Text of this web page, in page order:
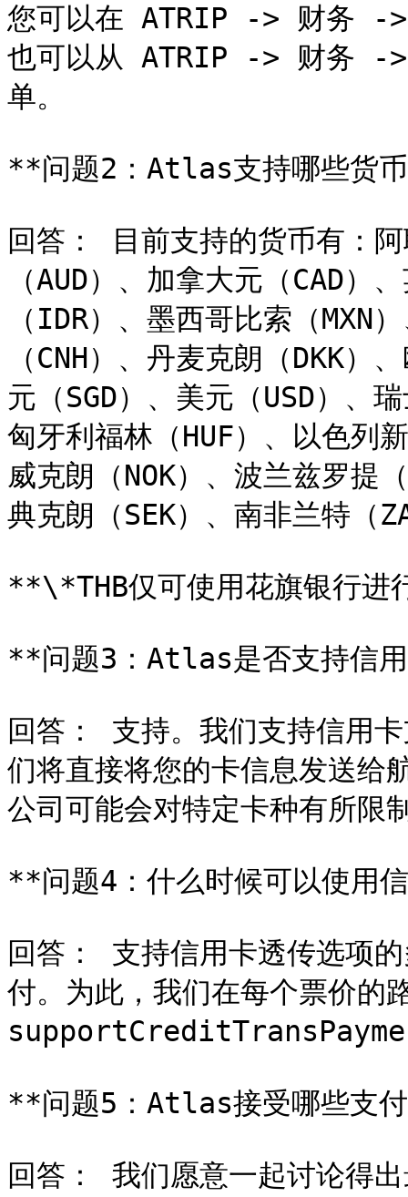
您可以在 ATRIP -> 财务 ->
也可以从 ATRIP -> 财务 ->
单。
**问题2：Atlas支持哪些货
回答： 目前支持的货币有：
（AUD）、加拿大元（CAD）
（IDR）、墨西哥比索（MXN
（CNH）、丹麦克朗（DKK）
元（SGD）、美元（USD）、
匈牙利福林（HUF）、以色列
威克朗（NOK）、波兰兹罗提
典克朗（SEK）、南非兰特（
**\*THB仅可使用花旗银行进
**问题3：Atlas是否支持信
回答： 支持。我们支持信用
们将直接将您的卡信息发送给
公司可能会对特定卡种有所限
**问题4：什么时候可以使用
回答： 支持信用卡透传选项
付。为此，我们在每个票价的
**问题5：Atlas接受哪些支
回答： 我们愿意一起讨论得